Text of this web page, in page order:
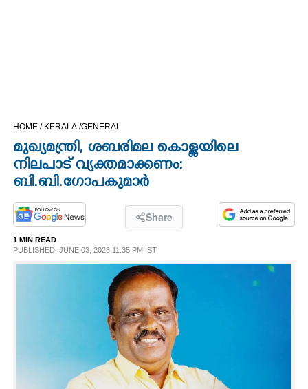
CINEMA
OPINION
PHOTOS
LIFESTYLE
HOME / KERALA /GENERAL
മുഖ്യമന്ത്രി, ശബരിമല കൊള്ളയിലെ
നിലപാട് വ്യക്തമാക്കണം:
ബി.ബി.ഗോപകുമാർ
Share
1 MIN READ
PUBLISHED: JUNE 03, 2026 11:35 PM IST